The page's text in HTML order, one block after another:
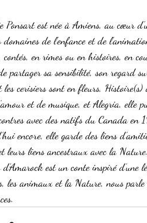
Ponsart est née à Amiens, au cœur
domaines de l’enfance et de
contés, en rimes ou en histoires, en
partager sa sensibilité, son regard
les cerisiers sont en fleurs,
et de musique, et Alegria, elle
avec des natifs du Canada
encore, elle garde des liens
leurs liens ancestraux avec la Nature.
d’Amarock est un conte inspiré
les animaux et la Nature, nous